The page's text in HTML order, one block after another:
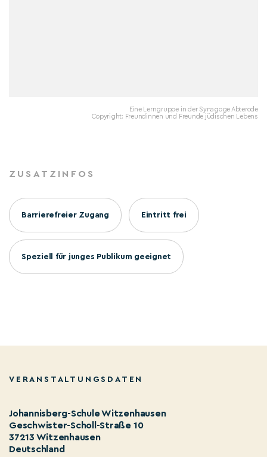
Eine Lerngruppe in der Synagoge Abterode
Copyright: Freundinnen und Freunde jüdischen Lebens
ZUSATZINFOS
Barrierefreier Zugang Eintritt frei
Speziell für junges Publikum geeignet
VERANSTALTUNGSDATEN
Johannisberg-Schule Witzenhausen
Geschwister-Scholl-Straße 10
37213 Witzenhausen
Deutschland